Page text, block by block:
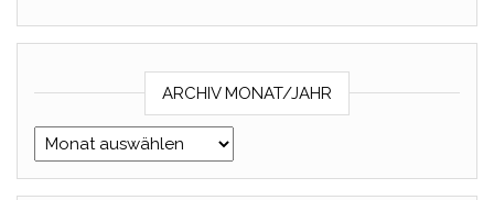
ARCHIV MONAT/JAHR
Archiv Monat/Jahr